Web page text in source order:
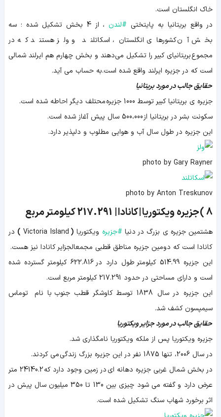
خاک انگلستان است.
در واقع بریتانیا به پایتختی #لندن
، از 4 بخش تشکیل شده ؛ سه
بخش آن کشورهای انگلستان، اسکاتلند و ولز هستند که در
مجموع بریتانیای کبیر را تشکیل می‌دهند و بخش چهارم هم ایرلند شمالی
است که در جزیره ایرلند واقع شده است.به حساب می آید.
حقایق جالب در مورد بریتانیا
جزیره ی بریتانیا کبیر توسط 1000 جزیره محتلف دیگر احاطه شده است.
سکونت بشر در بریتانیا از 500،000 سال پیش آغاز شده است.
این جزیره در طول سال آب و هوایی مطلوب و دلپذیر دارد.
photo by Gary Rayner
photo by Anton Treskunov
8 ) جزیره ویکتوریا | کانادا | 217.291کیلومتر مربع
هشتمین جزیره ی بزرگ در دنیا #جزیره ویکتوریا(
Victoria Island
) در
کانادا است که دومین جزیره مناطق قطبی مجمعالجزایر کانادا نیز هست.
این جزیره 514.99 کیلومتر طول دارد در 622.816 کیلومتر گسترده شده
است و دارای مساحتی در حدود 217.291 کیلومتر مربع است.
این جزیره در سال 1838 توسط کاوشگر قطب جنوب با نام توماس
سیمپسون کشف شد.
حقایق جالب در مورد جزایر ویکتوریا
جزیره ویکتوریا پس از ملکه ویکتوریا نامگذاری شد.
در سال 2006، تنها 1875 نفر در این جزیره بزرگ زندگی می کردند.
در بخش شمال غربی جزیره دهانه ای در زمین وجود دارد که 24140.2 متر
عرض دارد و گفته می شود چیزی بین 130 تا 350 میلیون سال پیش در
اثر برخورد شهاب سنگ تشکیل شده است.